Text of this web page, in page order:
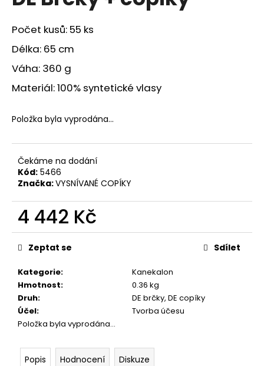
z
5
hvězdiček.
Počet kusů: 55 ks
Délka: 65 cm
Váha: 360 g
Materiál: 100% syntetické vlasy
Položka byla vyprodána…
Čekáme na dodání
Kód: 5466
Značka:VYSNÍVANÉ COPÍKY
4 442 Kč
Měrná
cena:
Kategorie:
Kanekalon
Hmotnost:
0.36 kg
Druh:
DE brčky, DE copíky
Účel:
Tvorba účesu
Položka byla vyprodána…
Zeptat se Sdílet
Popis Hodnocení Diskuze
j
í
t
?
D
o
p
u
č
u
e
m
e